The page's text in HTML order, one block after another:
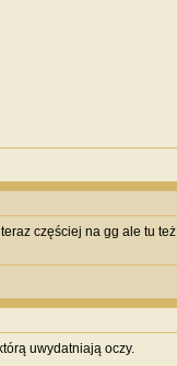
częściej na gg ale tu też
uwydatniają oczy.